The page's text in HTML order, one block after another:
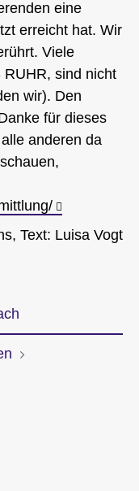
eine
erreicht hat. Wir
Viele
sind nicht
wir). Den
für dieses
anderen da
Text: Luisa Vogt